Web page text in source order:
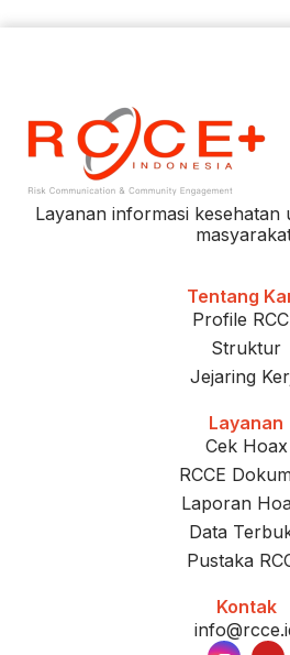
Layanan informasi kesehatan
Tentang
Profile
Struktur
Jejaring
Layanan
Cek Hoax
RCCE
Laporan
Data
Pustaka
Kontak